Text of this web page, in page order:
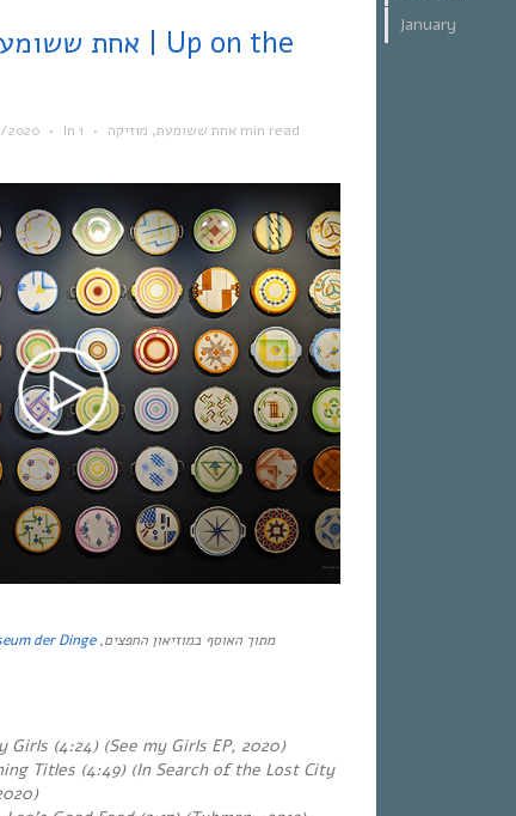
January
2020 • In אחת ששומעת, מוזיקה • 1 min read
מתוך האוסף במוזיאון החפצים,der Dinge
Girls (4:24) (See my Girls EP, 2020)
Titles (4:49) (In Search of the Lost City
)